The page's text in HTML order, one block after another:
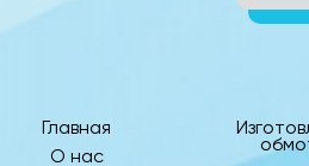
Главная
О нас